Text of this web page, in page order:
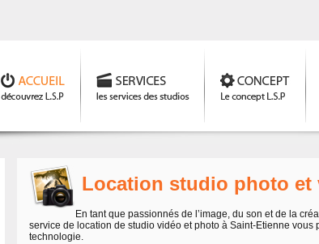
Location studio photo et
En tant que passionnés de l’image, du son et de la
service de location de studio vidéo et photo à Saint-Etienne
technologie.